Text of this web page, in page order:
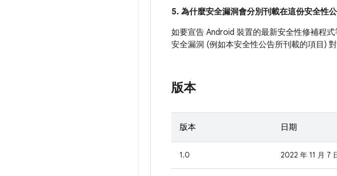
5. 為什麼安全漏洞會分別刊載在這份安全性
如要宣告 Android 裝置的最新安全性修補程
安全漏洞 (例如本安全性公告所刊載的項目)
版本
版本 日期
1.0 2022 年 11 月 7